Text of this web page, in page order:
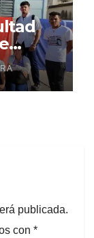
publicada.
con *